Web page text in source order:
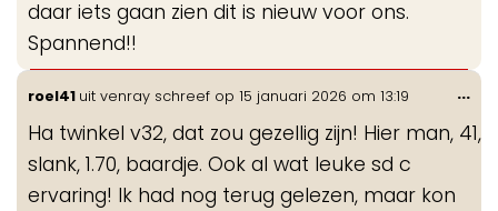
daar iets gaan zien dit is nieuw voor ons.
Spannend!!
roel41 uit venray schreef op 15 januari 2026 om 13:19
Ha twinkel v32, dat zou gezellig zijn! Hier man, 41,
slank, 1.70, baardje. Ook al wat leuke sd c
ervaring! Ik had nog terug gelezen, maar kon
...